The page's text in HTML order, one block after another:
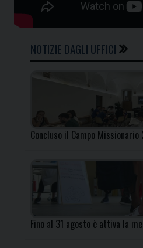
NOTIZIE DAGLI UFFICI
Concluso il Campo Missionario
Fino al 31 agosto è attiva la